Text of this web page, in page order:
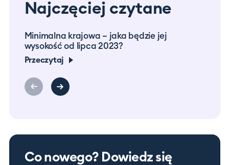
Najczęciej czytane
Minimalna krajowa – jaka będzie jej
wysokość od lipca 2023?
Przeczytaj
Co nowego? Dowiedz się